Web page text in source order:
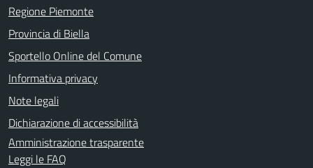
Regione Piemonte
Provincia di Biella
Sportello Online del Comune
Informativa privacy
Note legali
Dichiarazione di accessibilità
Amministrazione trasparente
Leggi le FAQ